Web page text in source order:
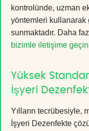
kontrolünde, uzman
yöntemleri
sunmaktadır. Daha
bizimle iletişime geçin
Yüksek
İşyeri
Yılların tecrübesiyle,
İşyeri Dezenfekte